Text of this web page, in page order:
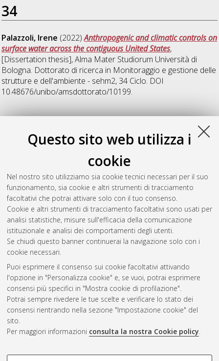
Questo sito web utilizza i
cookie
Nel nostro sito utilizziamo sia cookie tecnici necessari per il suo
funzionamento, sia cookie e altri strumenti di tracciamento
facoltativi che potrai attivare solo con il tuo consenso.
Cookie e altri strumenti di tracciamento facoltativi sono usati per
analisi statistiche, misure sull'efficacia della comunicazione
istituzionale e analisi dei comportamenti degli utenti.
Se chiudi questo banner continuerai la navigazione solo con i
cookie necessari.
Puoi esprimere il consenso sui cookie facoltativi attivando
l'opzione in "Personalizza cookie" e, se vuoi, potrai esprimere
consensi più specifici in "Mostra cookie di profilazione".
Potrai sempre rivedere le tue scelte e verificare lo stato dei
consensi rientrando nella sezione "Impostazione cookie" del
sito.
Per maggiori informazioni consulta la nostra Cookie policy.
COOKIE DI PROFILAZIONE -
34
Palazzoli, Irene (2022)Anthropogenic and climatic controls on
surface water across the contiguous United States,
[Dissertation thesis], Alma Mater Studiorum Università di
Bologna. Dottorato di ricerca in Monitoraggio e gestione delle
strutture e dell'ambiente - sehm2, 34 Ciclo. DOI
10.48676/unibo/amsdottorato/10199.
37
Guo, Rui(2025)Understanding long-term multi-year drought
characteristics in Europe under climate change
thesis], Alma Mater Studiorum Università di Bologna.
Dottorato di ricerca inIngegneria civile, chimica, ambientale e
dei materiali, 37 Ciclo.
Questa lista e' stata generata il Thu Aug 6 20:48:41 2026
Atom
Rss 1.0
Rss 2.0
ISSN: 2038-7946
Impostazioni Cookie